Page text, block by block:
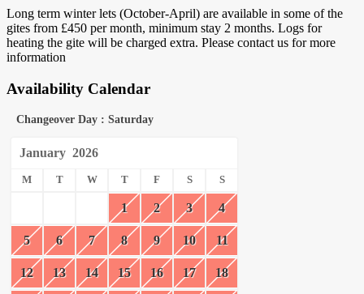
Long term winter lets (October-April) are available in some of the
gites from £450 per month, minimum stay 2 months. Logs for
heating the gite will be charged extra. Please contact us for more
information
Availability Calendar
Changeover Day : Saturday
January 2026
M T W T F S S
1 2 3 4
5 6 7 8 9 10 11
12 13 14 15 16 17 18